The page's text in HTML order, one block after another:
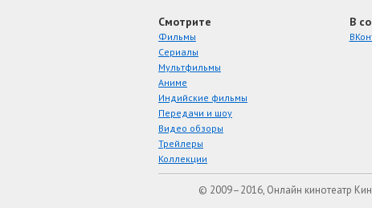
Смотрите
Фильмы
Сериалы
Мультфильмы
Аниме
Индийские фильмы
Передачи и шоу
Видео обзоры
Трейлеры
Коллекции
В
© 2009–2016, Онлайн кинотеатр